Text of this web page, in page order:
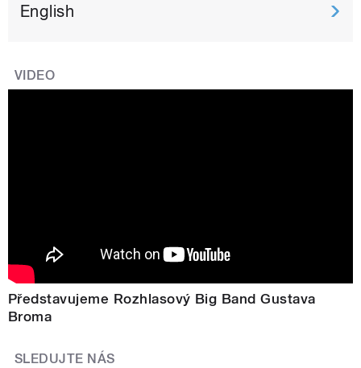
English
VIDEO
Představujeme Rozhlasový Big Band Gustava
Broma
SLEDUJTE NÁS